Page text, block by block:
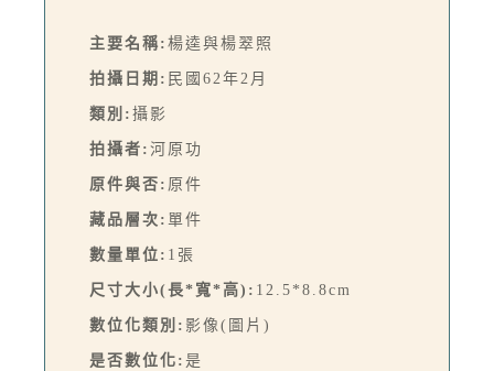
主要名稱: 楊逵與楊翠照
拍攝日期: 民國62年2月
類別: 攝影
拍攝者: 河原功
原件與否: 原件
藏品層次: 單件
數量單位: 1張
尺寸大小(長*寬*高): 12.5*8.8cm
數位化類別: 影像(圖片)
是否數位化: 是